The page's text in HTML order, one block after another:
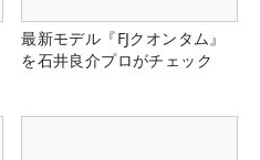
最新モデル『FJクオンタム』
を石井良介プロがチェック